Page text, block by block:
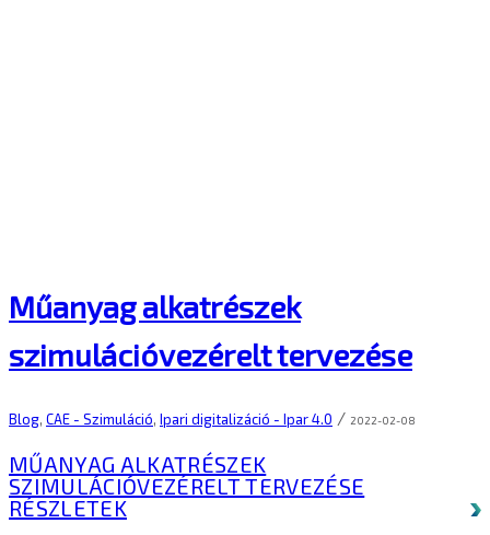
Műanyag alkatrészek
szimulációvezérelt tervezése
Blog, CAE - Szimuláció, Ipari digitalizáció - Ipar 4.0 / 2022-02-08
MŰANYAG ALKATRÉSZEK
SZIMULÁCIÓVEZÉRELT TERVEZÉSE
RÉSZLETEK